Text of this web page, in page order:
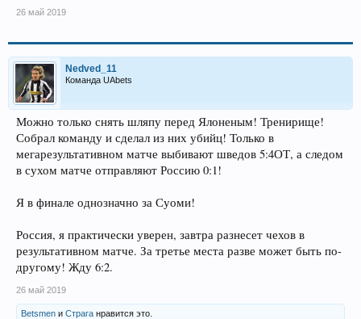
26 май 2019
Nedved_11
Команда UAbets
Можно только снять шляпу перед Ялоненым! Тренирище!
Собрал команду и сделал из них убийц! Только в
мегарезультативном матче выбивают шведов 5:4ОТ, а следом
в сухом матче отправляют Россию 0:1!
Я в финале однозначно за Суоми!
Россия, я практически уверен, завтра разнесет чехов в
результативном матче. За третье места разве может быть по-
другому! Жду 6:2.
26 май 2019
Betsmen и Страга нравится это.